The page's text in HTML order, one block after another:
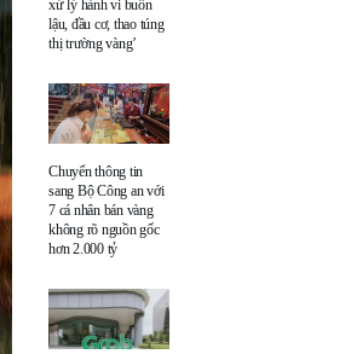
xử lý hành vi buôn
lậu, đầu cơ, thao túng
thị trường vàng’
Chuyển thông tin
sang Bộ Công an với
7 cá nhân bán vàng
không rõ nguồn gốc
hơn 2.000 tỷ